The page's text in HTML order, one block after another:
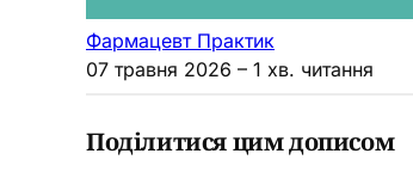
Фармацевт Практик
07 травня 2026 – 1 хв. читання
Поділитися цим дописом